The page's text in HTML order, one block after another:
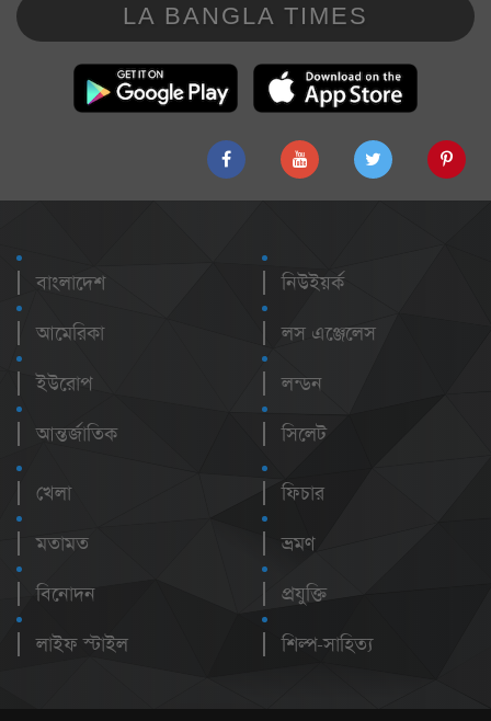
LA BANGLA TIMES
বাংলাদেশ
আমেরিকা
ইউরোপ
আন্তর্জাতিক
নিউইয়র্ক
লস এঞ্জেলেস
লন্ডন
সিলেট
খেলা
মতামত
বিনোদন
লাইফ স্টাইল
ফিচার
ভ্রমণ
প্রযুক্তি
শিল্প-সাহিত্য